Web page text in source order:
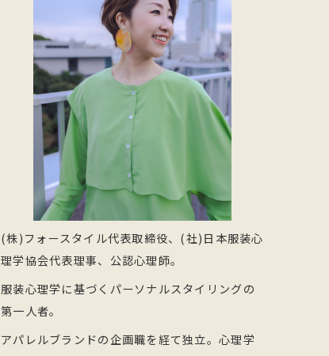
(株)フォースタイル代表取締役、(社)日本服装心
理学協会代表理事、公認心理師。
服装心理学に基づくパーソナルスタイリングの
第一人者。
アパレルブランドの企画職を経て独立。心理学